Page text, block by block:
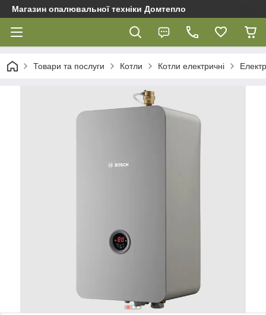
Магазин опалювальної техніки Домтепло
Товари та послуги Котли Котли електричні